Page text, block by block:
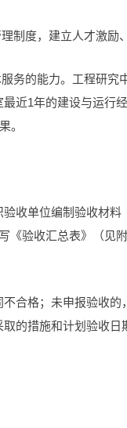
制度，建立人才激励
务的能力。工程研究
近1年的建设与运行
。
收单位编制验收材
《验收汇总表》（见
合格；未申报验收
的措施和计划验收